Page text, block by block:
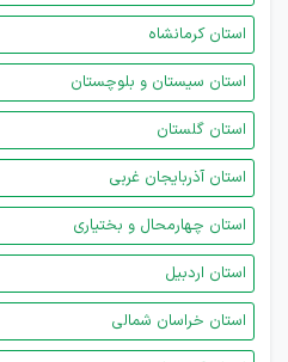
استان کرمانشاه
استان سیستان و بلوچستان
استان گلستان
استان آذربایجان غربی
استان چهارمحال و بختیاری
استان اردبیل
استان خراسان شمالی